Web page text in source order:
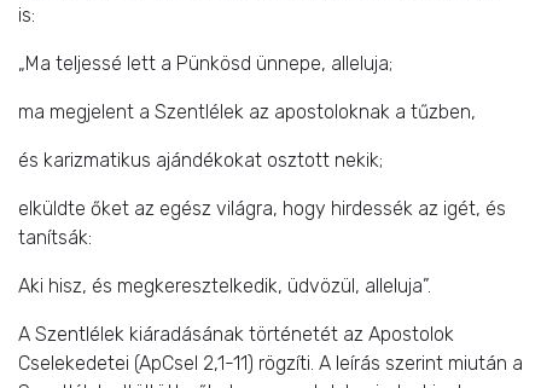
is:
„Ma teljessé lett a Pünkösd ünnepe, alleluja;
ma megjelent a Szentlélek az apostoloknak a tűzben,
és karizmatikus ajándékokat osztott nekik;
elküldte őket az egész világra, hogy hirdessék az igét, és
tanítsák:
Aki hisz, és megkeresztelkedik, üdvözül, alleluja”.
A Szentlélek kiáradásának történetét az Apostolok
Cselekedetei (ApCsel 2,1-11) rögzíti. A leírás szerint miután a